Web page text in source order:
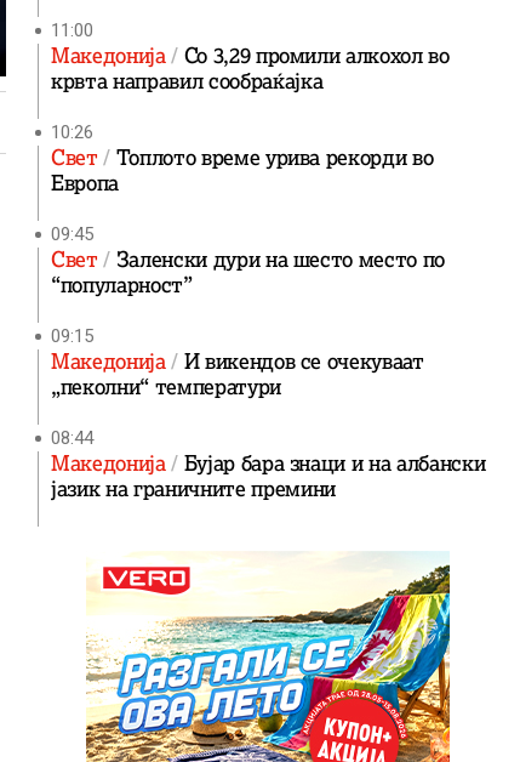
11:00
Македонија Со 3,29 промили алкохол во
крвта направил сообраќајка
10:26
Свет Топлото време урива рекорди во
Европа
09:45
Свет Заленски дури на шесто место по
“популарност”
09:15
Македонија И викендов се очекуваат
„пеколни“ температури
08:44
Македонија Бујар бара знаци и на албански
јазик на граничните премини